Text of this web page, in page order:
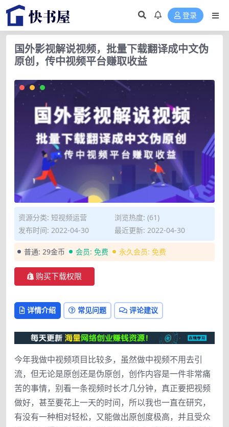
登录
国外影视解说视频，批量下载翻译成中文伪
原创，传中视频平台赚取收益
资源分类: 短视频运营
浏览热度: (61)
发布时间: 2022-04-30
最近更新: 2022-04-30
普通: 29金币 会员: 免费 永久会员: 免费
购买下载权限
详情介绍 常见问题 评论建议
今年我做中视频项目比较多，虽然做中视频不用去引
流，但无论是原创还是伪原创，创作内容是一件非常痛
苦的事情，别看一条视频时长才几分钟，真正要把视频
做好，甚至要花上一天的时间，所以我也一直在研究，
有没有一种相对轻松，又能做出原创度极高，并且受众